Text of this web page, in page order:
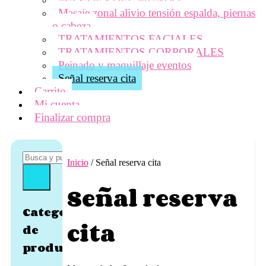
Masaje zonal alivio tensión espalda, piernas
o cabeza
TRATAMIENTOS FACIALES
TRATAMIENTOS CORPORALES
Peinado y maquillaje eventos
Señal reserva cita
Carrito
Mi cuenta
Finalizar compra
Inicio/ Señal reserva cita
Señal reserva
cita
Categorías
de
producto